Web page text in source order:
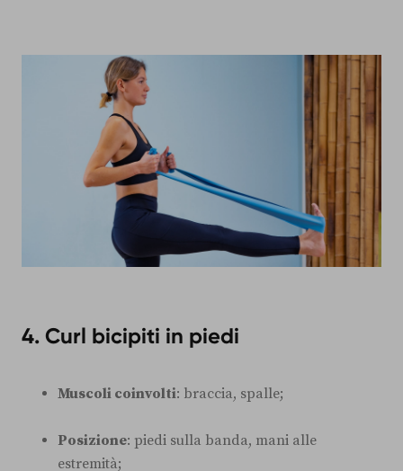
4. Curl bicipiti in piedi
Muscoli coinvolti: braccia, spalle;
Posizione: piedi sulla banda, mani alle
estremità;